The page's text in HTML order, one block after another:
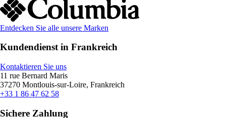
Entdecken Sie alle unsere Marken
Kundendienst in Frankreich
Kontaktieren Sie uns
11 rue Bernard Maris
37270 Montlouis-sur-Loire, Frankreich
+33 1 86 47 62 58
Sichere Zahlung